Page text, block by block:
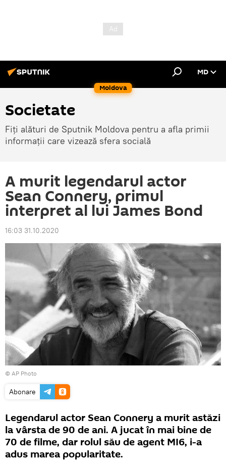
Moldova
MD
Societate
Fiți alături de Sputnik Moldova pentru a afla primii
informații care vizează sfera socială
A murit legendarul actor
Sean Connery, primul
interpret al lui James Bond
16:03 31.10.2020
© AP Photo
Abonare
Legendarul actor Sean Connery a murit astăzi
la vârsta de 90 de ani. A jucat în mai bine de
70 de filme, dar rolul său de agent MI6, i-a
adus marea popularitate.